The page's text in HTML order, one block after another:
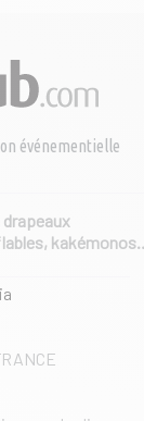
événementielle